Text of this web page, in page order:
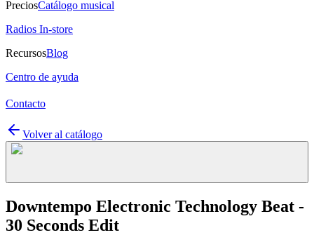
PreciosCatálogo musical
Radios In-store
RecursosBlog
Centro de ayuda
Contacto
Volver al catálogo
Downtempo Electronic Technology Beat -
30 Seconds Edit